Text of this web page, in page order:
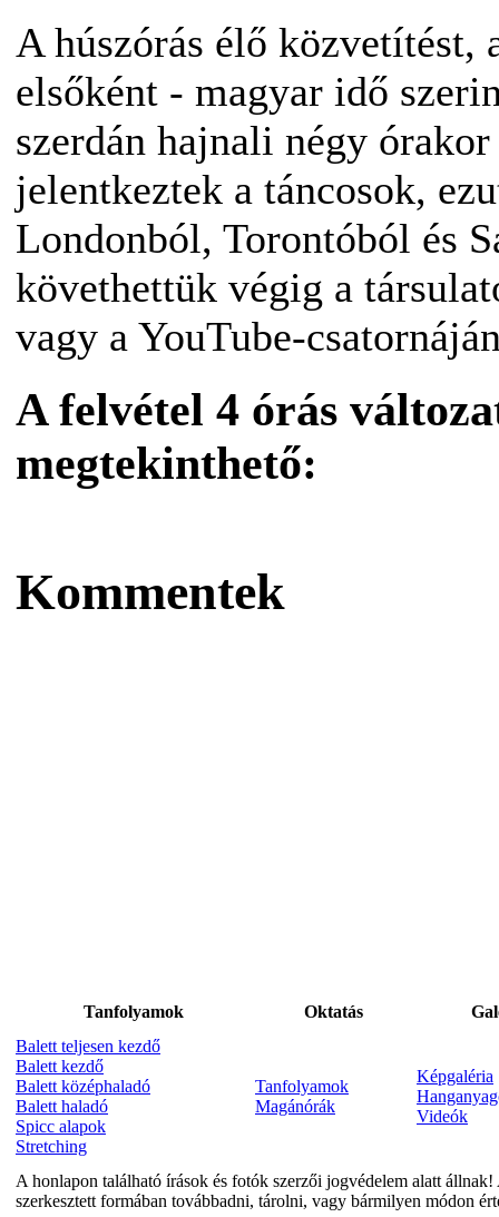
Tanfolyamok Oktatás
Balett teljesen kezdő
Balett kezdő
Balett középhaladó
Balett haladó
Spicc alapok
Stretching
Tanfolyamok
Magánórák
Képgaléria
Videók
A honlapon található írások és fotók szerzői jogvédelem alatt
szerkesztett formában továbbadni, tárolni, vagy bármilyen módon
A húszórás élő közvetítést,
elsőként - magyar idő
szerdán hajnali négy
jelentkeztek a táncosok,
Londonból, Torontóból és
követhettük végig a
vagy a YouTube-
A felvétel 4 órás
megtekinthető:
Kommentek